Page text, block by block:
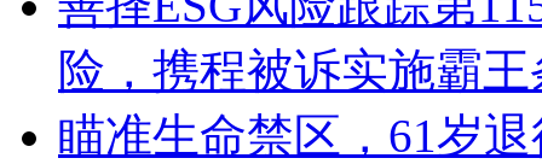
险，携程被诉实施霸
瞄准生命禁区，61岁